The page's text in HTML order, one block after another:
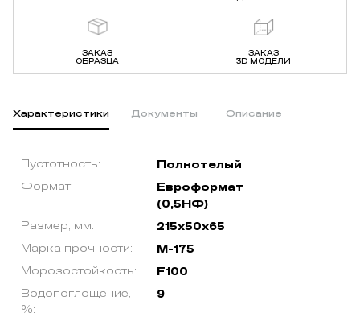
ЗАКАЗ
ОБРАЗЦА
ЗАКАЗ
3D МОДЕЛИ
Характеристики Документы Описание
Пустотность: Полнотелый
Формат:
Евроформат
(0,5НФ)
Размер, мм: 215х50х65
Марка прочности: М-175
Морозостойкость: F100
Водопоглощение,
%:
9